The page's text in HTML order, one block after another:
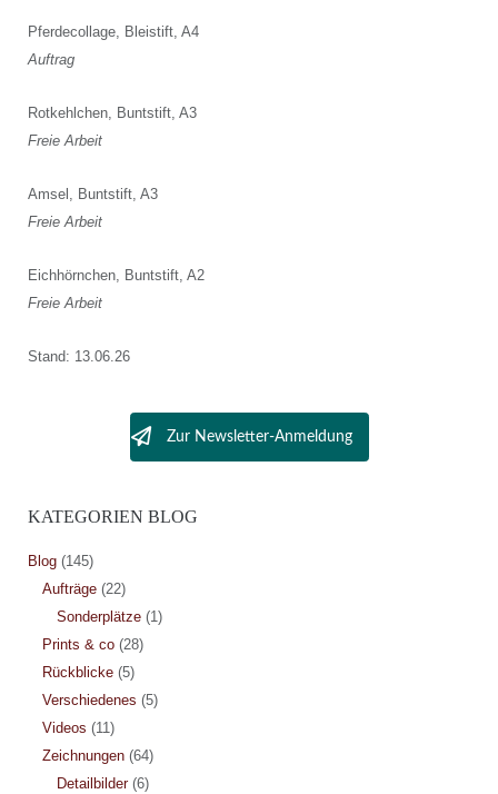
Pferdecollage, Bleistift, A4
Auftrag
Rotkehlchen, Buntstift, A3
Freie Arbeit
Amsel, Buntstift, A3
Freie Arbeit
Eichhörnchen, Buntstift, A2
Freie Arbeit
Stand: 13.06.26
Zur Newsletter-Anmeldung
KATEGORIEN BLOG
Blog(145)
Aufträge(22)
Sonderplätze(1)
Prints & co(28)
Rückblicke(5)
Verschiedenes (5)
Videos (11)
Zeichnungen(64)
Detailbilder(6)